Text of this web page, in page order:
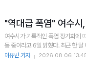
"역대급 폭염" 여수
여수시가 기록적인 폭염 장기화에
동 중이라고
이유빈 기자 2026.08.06